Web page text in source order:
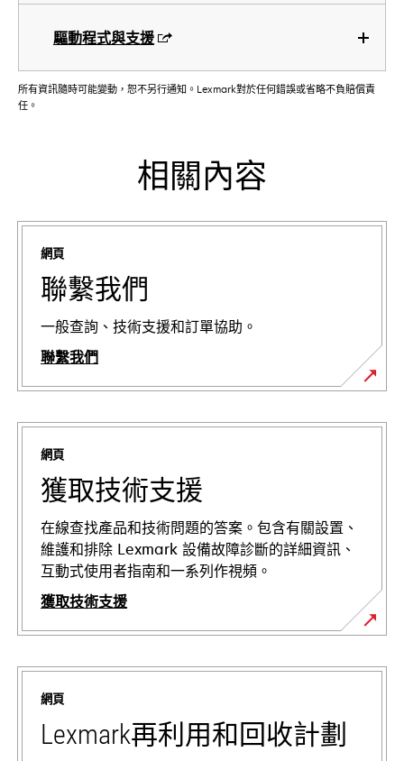
驅動程式與支援
所有資訊隨時可能變動，恕不另行通知。Lexmark對於任何錯誤或省略不負賠償責
任。
相關內容
網頁
聯繫我們
一般查詢、技術支援和訂單協助。
聯繫我們
網頁
獲取技術支援
在線查找產品和技術問題的答案。包含有關設置、
維護和排除 Lexmark 設備故障診斷的詳細資訊、
互動式使用者指南和一系列作視頻。
獲取技術支援
opens
in
new
tab
網頁
Lexmark再利用和回收計劃